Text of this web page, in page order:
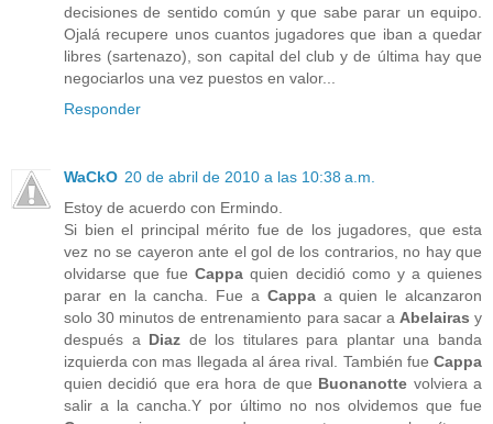
decisiones de sentido común y que sabe parar un equipo.
Ojalá recupere unos cuantos jugadores que iban a quedar
libres (sartenazo), son capital del club y de última hay que
negociarlos una vez puestos en valor...
Responder
WaCkO 20 de abril de 2010 a las 10:38 a.m.
Estoy de acuerdo con Ermindo.
Si bien el principal mérito fue de los jugadores, que esta
vez no se cayeron ante el gol de los contrarios, no hay que
olvidarse que fueCappa quien decidió como y a quienes
parar en la cancha. Fue a Cappaa quien le alcanzaron
solo 30 minutos de entrenamiento para sacar a Abelairas y
después a Diaz de los titulares para plantar una banda
izquierda con mas llegada al área rival. También fue Cappa
quien decidió que era hora de que Buonanotte volviera a
salir a la cancha.Y por último no nos olvidemos que fue